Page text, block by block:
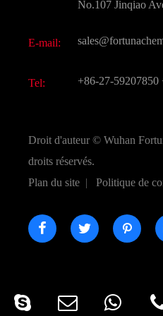
CAS chimiques
No.107 Jinqiao
E-mail:
Tel: +86-27-59207850
Droit d'auteur © Wuhan
droits réservés.
Plan du site | Politique de
  